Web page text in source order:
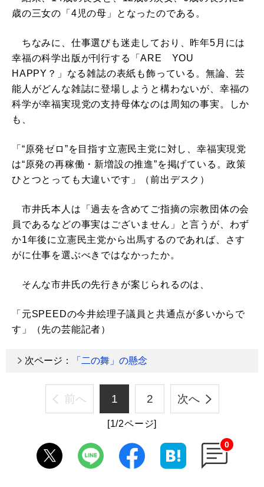
歳の三女の「4児の母」となったのである。
ちなみに、仕事選びも迷走しており、昨年5月には
幸福の科学出版が刊行する「ARE YOU
HAPPY？」なる雑誌の表紙も飾っている。無論、芸
能人がどんな雑誌に登場しようと構わないが、幸福の
科学が幸福実現党の支持母体なのは周知の事実。しか
も、
「“原発ゼロ”を目指す立憲民主党に対し、幸福実現党
は“原発の再稼働・新増設の推進”を掲げている。政策
ひとつとっても大違いです」（前出デスク）
市井氏本人は「過去を含めてご指摘の宗教団体の会
員であるなどの事実はございません」と言うが、わず
か1年後に立憲民主党から出馬するのであれば、さす
がに仕事を選ぶべきではなかったか。
そんな市井氏の先行きが案じられるのは、
「元SPEEDの今井絵理子議員と共通点が多いからで
す」（先の芸能記者）
次ページ： 「二の舞」の懸念
前へ 1 2 次へ
[1/2ページ]
0